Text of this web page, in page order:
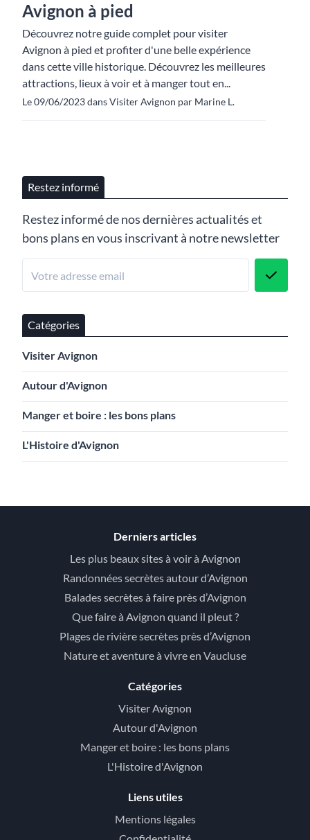
Avignon à pied
Découvrez notre guide complet pour visiter
Avignon à pied et profiter d'une belle expérience
dans cette ville historique. Découvrez les meilleures
attractions, lieux à voir et à manger tout en...
Le 09/06/2023 dans Visiter Avignon par Marine L.
Restez informé
Restez informé de nos dernières actualités et
bons plans en vous inscrivant à notre newsletter
Catégories
Visiter Avignon
Autour d'Avignon
Manger et boire : les bons plans
L'Histoire d'Avignon
Derniers articles
Les plus beaux sites à voir à Avignon
Randonnées secrètes autour d’Avignon
Balades secrètes à faire près d’Avignon
Que faire à Avignon quand il pleut ?
Plages de rivière secrètes près d’Avignon
Nature et aventure à vivre en Vaucluse
Catégories
Visiter Avignon
Autour d'Avignon
Manger et boire : les bons plans
L'Histoire d'Avignon
Liens utiles
Mentions légales